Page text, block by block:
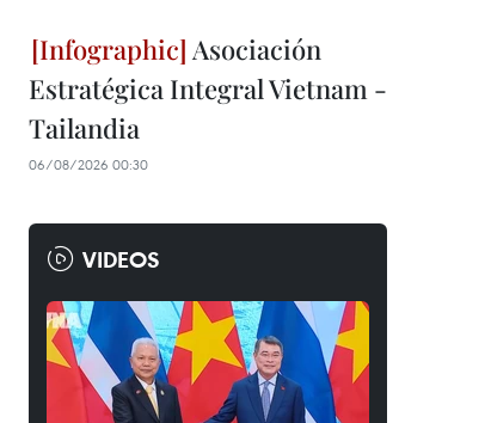
Asociación
Estratégica Integral Vietnam -
Tailandia
06/08/2026 00:30
VIDEOS